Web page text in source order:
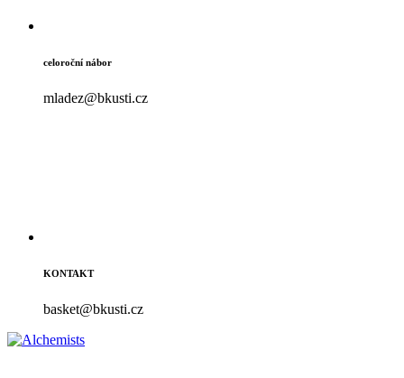
celoroční nábor
mladez@bkusti.cz
KONTAKT
basket@bkusti.cz